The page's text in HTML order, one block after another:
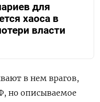
для
хаоса в
власти
в нем врагов,
но описываемое